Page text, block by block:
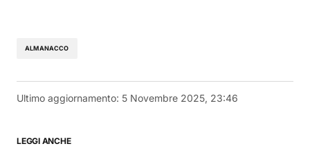
ALMANACCO
Ultimo aggiornamento: 5 Novembre 2025, 23:46
LEGGI ANCHE